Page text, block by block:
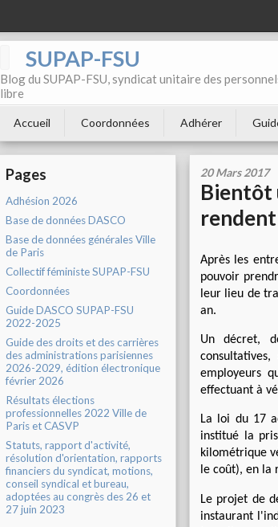
SUPAP-FSU
Blog du SUPAP-FSU, syndicat unitaire des
libre
Accueil Coordonnées Adhérer
Pages
Adhésion 2026
Base de données DASCO
Base de données générales Ville
de Paris
Collectif féministe SUPAP-FSU
Coordonnées
Guide DASCO SUPAP-FSU
2022-2025
Guide des droits et des carrières
des administrations parisiennes
2026-2029, édition électronique
février 2026
Résultats élections
professionnelles 2022 Ville de
Paris et CASVP
Statuts, rapport d'activité,
résolution d'orientation, rapports
financiers du syndicat, motions,
conseil syndical et bureau,
adoptées au congrès des 26 et
27 juin 2023
20 Mars 2017
Bientôt
Après les
pouvoir
leur lieu de
an.
Un décret,
employeurs
effectuant à
La loi du 17
institué la
kilométrique
le coût), en la
Le projet de
instaurant